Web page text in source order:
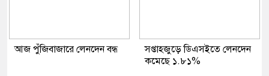
আজ পুঁজিবাজারে লেনদেন বন্ধ
সপ্তাহজুড়ে ডিএসইতে লেনদেন
কমেছে ১.৮১%